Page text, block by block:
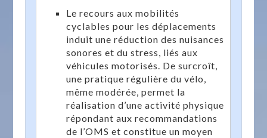
Le recours aux mobilités
cyclables pour les déplacements
induit une réduction des nuisances
sonores et du stress, liés aux
véhicules motorisés. De surcroît,
une pratique régulière du vélo,
même modérée, permet la
réalisation d’une activité physique
répondant aux recommandations
de l’OMS et constitue un moyen